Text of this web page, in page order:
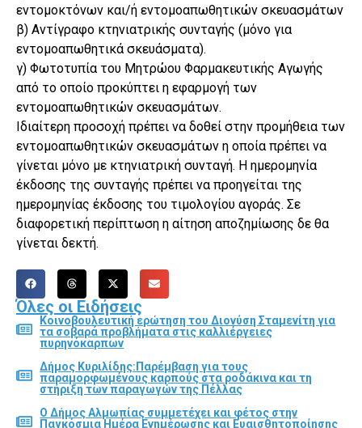
εντομοκτόνων και/ή εντομοαπωθητικών σκευασμάτων
β) Αντίγραφο κτηνιατρικής συνταγής (μόνο για
εντομοαπωθητικά σκευάσματα).
γ) Φωτοτυπία του Μητρώου Φαρμακευτικής Αγωγής
από το οποίο προκύπτει η εφαρμογή των
εντομοαπωθητικών σκευασμάτων.
Ιδιαίτερη προσοχή πρέπει να δοθεί στην προμήθεια των
εντομοαπωθητικών σκευασμάτων η οποία πρέπει να
γίνεται μόνο με κτηνιατρική συνταγή. Η ημερομηνία
έκδοσης της συνταγής πρέπει να προηγείται της
ημερομηνίας έκδοσης του τιμολογίου αγοράς. Σε
διαφορετική περίπτωση η αίτηση αποζημίωσης δε θα
γίνεται δεκτή.
Όλες οι Ειδήσεις
Κοινοβουλευτική ερώτηση του Διονύση Σταμενίτη για
τα σοβαρά προβλήματα στις καλλιέργειες
πυρηνόκαρπων
Δήμος Κυριλίδης:Παρέμβαση για τους
παραμορφωμένους καρπούς στα ροδάκινα και τη
στήριξη των παραγωγών της Πέλλας
Ο Δήμος Αλμωπίας συμμετέχει και φέτος στην
Παγκόσμια Ημέρα Ενημέρωσης και Ευαισθητοποίησης